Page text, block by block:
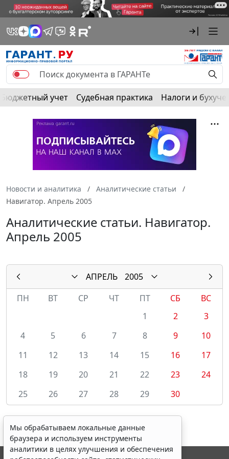
Бюджетный учет Судебная практика Налоги и
Новости и аналитика
Аналитические статьи
Навигатор. Апрель 2005
Аналитические статьи. Навигатор.
Апрель 2005
АПРЕЛЬ
2005
ПН
ВТ СР ЧТ ПТ СБ
ВС
1
2
3
4
5 6 7 8 9
10
11
12 13 14 15 16
17
18
19 20 21 22 23
24
25
26 27 28 29 30
Мы обрабатываем локальные данные
браузера и используем инструменты
аналитики в целях улучшения и обеспечения